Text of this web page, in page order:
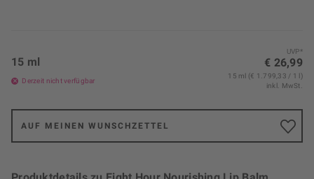
UVP*
€ 26,99
15 ml
Derzeit nicht verfügbar
15 ml (€ 1.799,33 / 1 l)
inkl. MwSt.
AUF MEINEN WUNSCHZETTEL